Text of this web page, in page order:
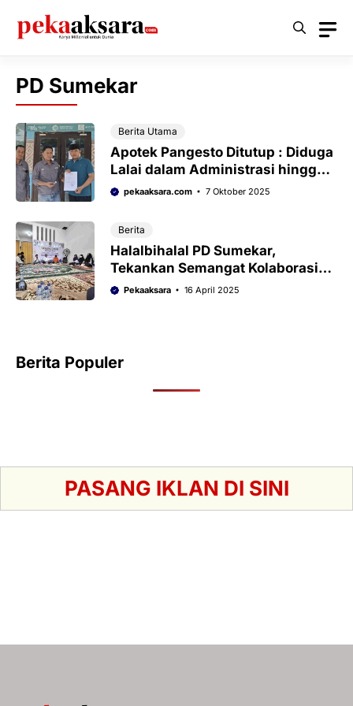
PD Sumekar
Berita Utama
Apotek Pangesto Ditutup : Diduga
Lalai dalam Administrasi hingga
Keuangan
pekaaksara.com 7 Oktober 2025
Berita
Halalbihalal PD Sumekar,
Tekankan Semangat Kolaborasi
Bangun Daerah
Pekaaksara 16 April 2025
Berita Populer
PASANG IKLAN DI SINI